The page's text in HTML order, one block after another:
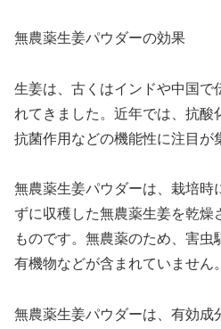
無農薬生姜パウダーの効果
生姜は、古くはインドや中国で
れてきました。近年では、抗酸
抗菌作用などの機能性に注目が
無農薬生姜パウダーは、栽培時
ずに収穫した無農薬生姜を乾燥
ものです。無農薬のため、害虫
有機物などが含まれていません。
無農薬生姜パウダーは、有効成